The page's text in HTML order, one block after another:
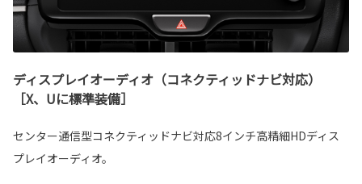
ディスプレイオーディオ（コネクティッドナビ対応）
［X、Uに標準装備］
センター通信型コネクティッドナビ対応8インチ高精細HDディス
プレイオーディオ。